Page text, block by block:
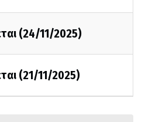
(24/11/2025)
(21/11/2025)